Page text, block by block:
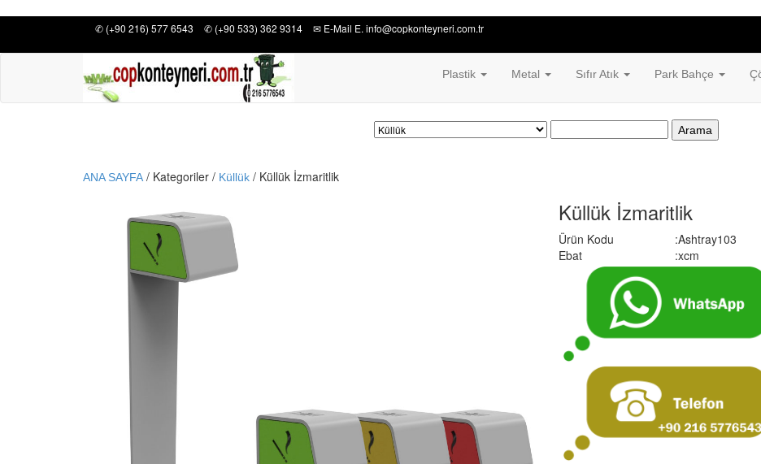
✆ (+90 216) 577 6543 ✆ (+90 533) 362 9314 ✉ E-Mail E. info@copkonteyneri.com.tr
Plastik Metal Sıfır Atık Park Bahçe
Arama
ANA SAYFA / Kategoriler / Küllük / Küllük İzmaritlik
Küllük İzmaritlik
Ürün Kodu
:Ashtray103
Ebat
:xcm